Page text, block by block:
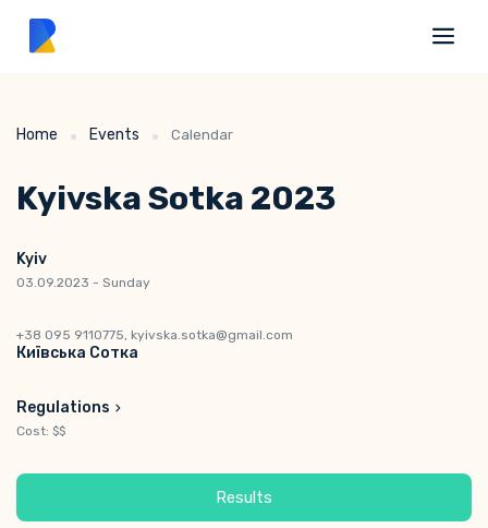
Home Events Calendar
Kyivska Sotka 2023
Kyiv
03.09.2023 - Sunday
+38 095 9110775, kyivska.sotka@gmail.com
Київська Сотка
Regulations
Cost: $$
Results